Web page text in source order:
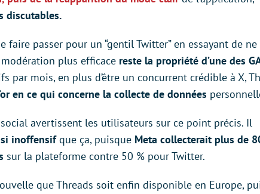
discutables.
faire passer pour un “gentil Twitter” en essayant de ne
plus efficace reste la propriété d’une des
par mois, en plus d’être un concurrent crédible à X,
en ce qui concerne la collecte de données
avertissent les utilisateurs sur ce point précis. Il
inoffensifque ça, puisque Meta collecterait plus de
sur la plateforme contre 50 % pour Twitter.
que Threads soit enfin disponible en Europe,